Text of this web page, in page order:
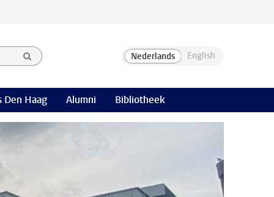
Den Haag Alumni Bibliotheek